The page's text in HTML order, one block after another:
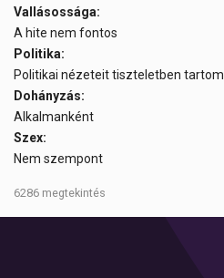
Vallásossága:
A hite nem fontos
Politika:
Politikai nézeteit tiszteletben tartom
Dohányzás:
Alkalmanként
Szex:
Nem szempont
6286 megtekintés